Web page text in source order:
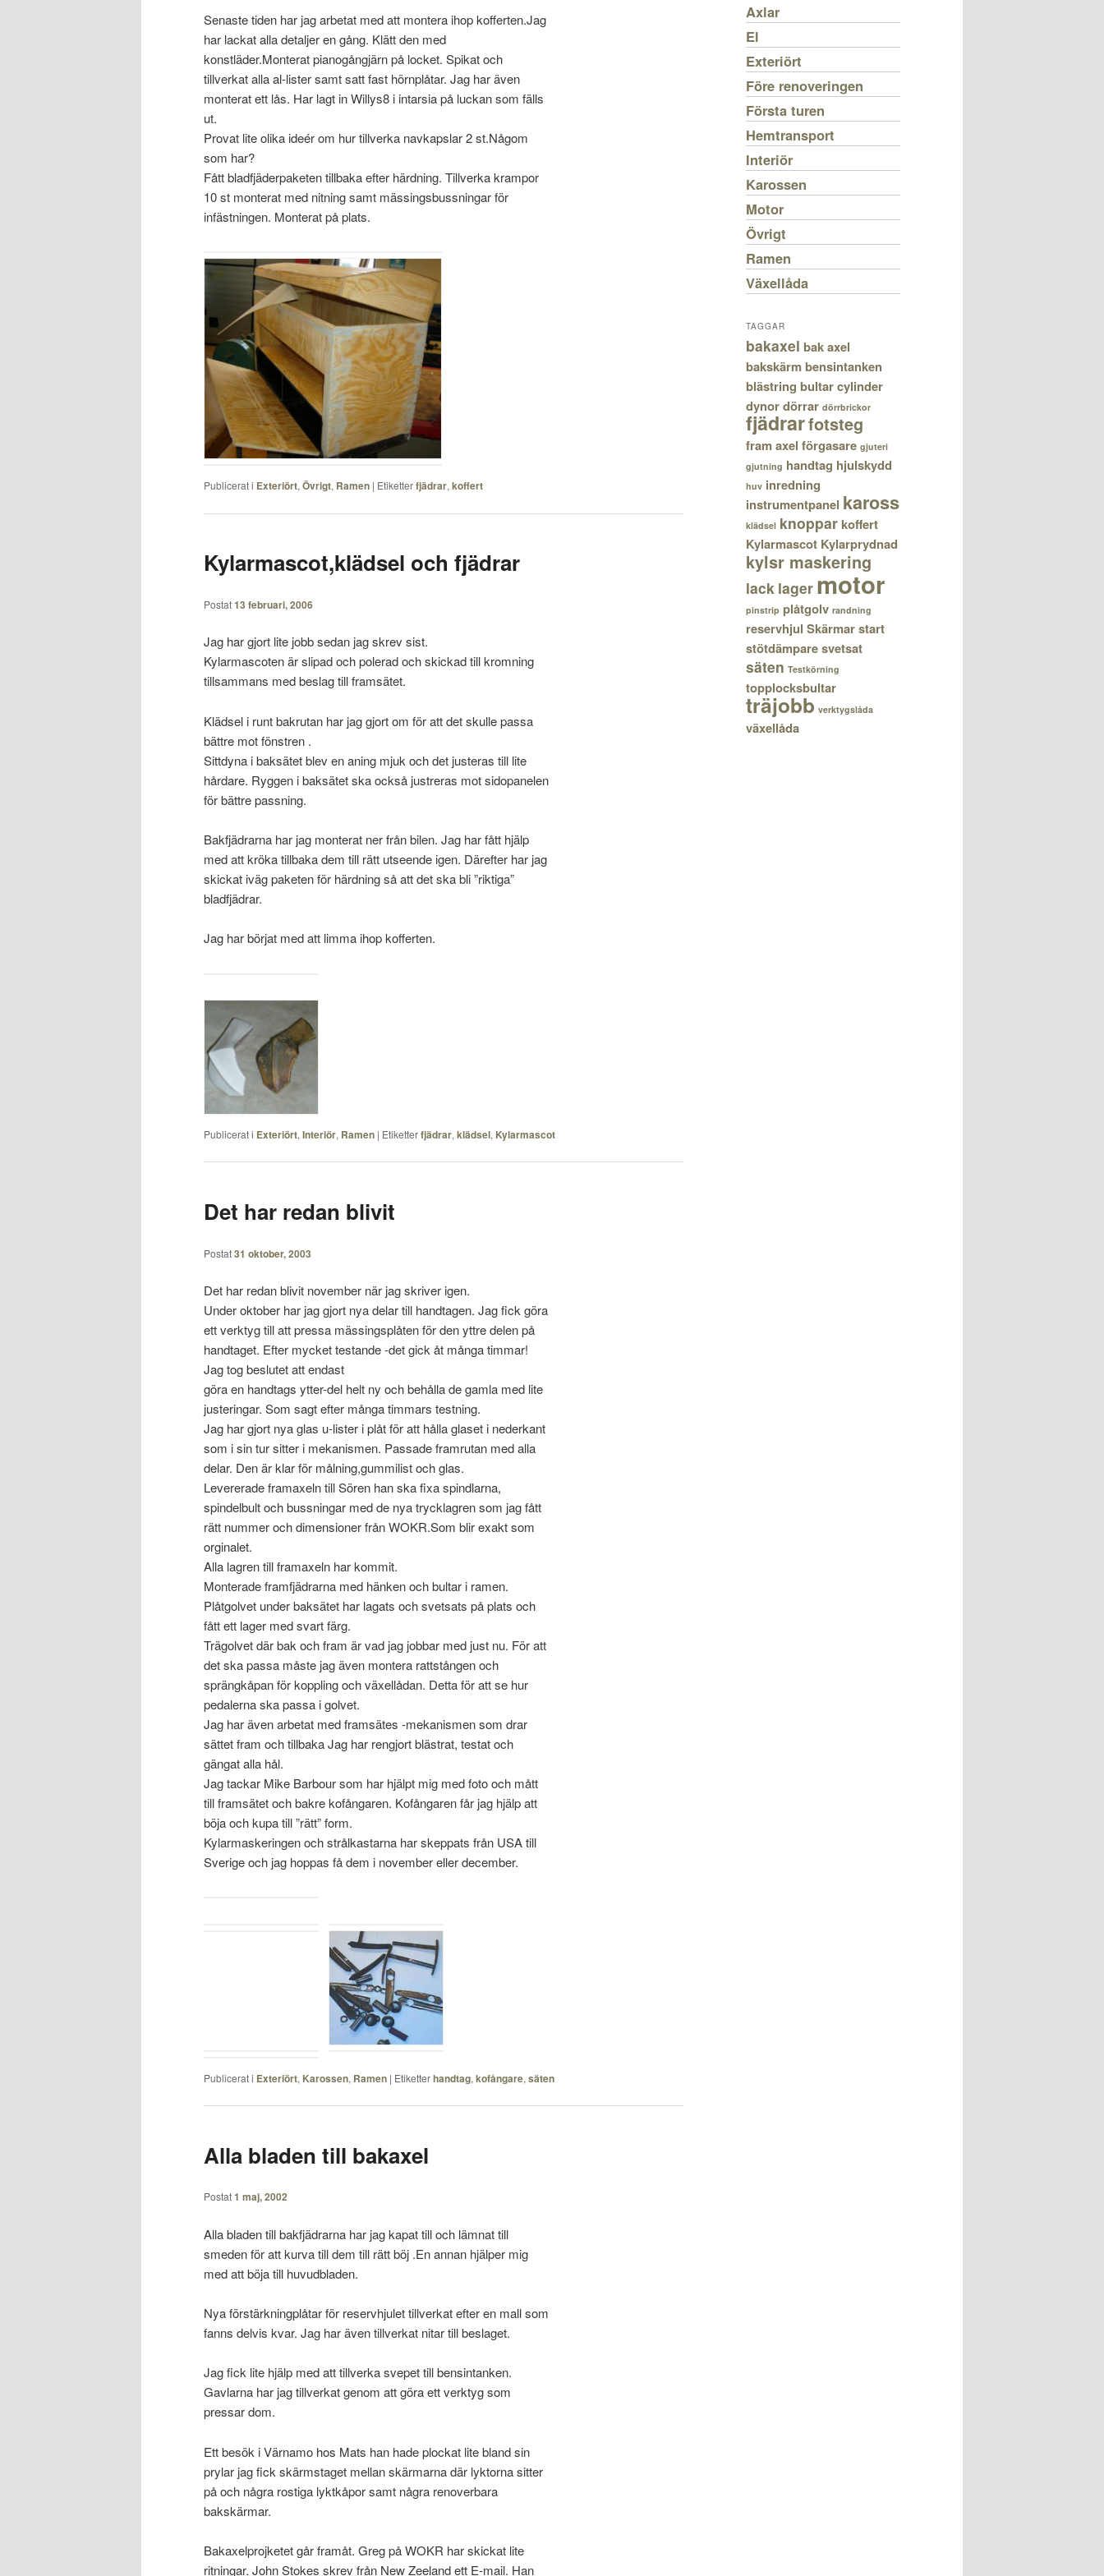
Senaste tiden har jag arbetat med att montera ihop kofferten.Jag
har lackat alla detaljer en gång. Klätt den med
konstläder.Monterat pianogångjärn på locket. Spikat och
tillverkat alla al-lister samt satt fast hörnplåtar. Jag har även
monterat ett lås. Har lagt in Willys8 i intarsia på luckan som fälls
ut.
Provat lite olika ideér om hur tillverka navkapslar 2 st.Någom
som har?
Fått bladfjäderpaketen tillbaka efter härdning. Tillverka krampor
10 st monterat med nitning samt mässingsbussningar för
infästningen. Monterat på plats.
Publicerat i Exteriört, Övrigt, Ramen | Etiketterfjädrar, koffert
Kylarmascot,klädsel och fjädrar
Postat13 februari, 2006
Jag har gjort lite jobb sedan jag skrev sist.
Kylarmascoten är slipad och polerad och skickad till kromning
tillsammans med beslag till framsätet.
Klädsel i runt bakrutan har jag gjort om för att det skulle passa
bättre mot fönstren .
Sittdyna i baksätet blev en aning mjuk och det justeras till lite
hårdare. Ryggen i baksätet ska också justreras mot sidopanelen
för bättre passning.
Bakfjädrarna har jag monterat ner från bilen. Jag har fått hjälp
med att kröka tillbaka dem till rätt utseende igen. Därefter har jag
skickat iväg paketen för härdning så att det ska bli ”riktiga”
bladfjädrar.
Jag har börjat med att limma ihop kofferten.
Publicerat i Exteriört, Interiör, Ramen | Etiketterfjädrar, klädsel, Kylarmascot
Det har redan blivit
Postat31 oktober, 2003
Det har redan blivit november när jag skriver igen.
Under oktober har jag gjort nya delar till handtagen. Jag fick göra
ett verktyg till att pressa mässingsplåten för den yttre delen på
handtaget. Efter mycket testande -det gick åt många timmar!
Jag tog beslutet att endast
göra en handtags ytter-del helt ny och behålla de gamla med lite
justeringar. Som sagt efter många timmars testning.
Jag har gjort nya glas u-lister i plåt för att hålla glaset i nederkant
som i sin tur sitter i mekanismen. Passade framrutan med alla
delar. Den är klar för målning,gummilist och glas.
Levererade framaxeln till Sören han ska fixa spindlarna,
spindelbult och bussningar med de nya trycklagren som jag fått
rätt nummer och dimensioner från WOKR.Som blir exakt som
orginalet.
Alla lagren till framaxeln har kommit.
Monterade framfjädrarna med hänken och bultar i ramen.
Plåtgolvet under baksätet har lagats och svetsats på plats och
fått ett lager med svart färg.
Trägolvet där bak och fram är vad jag jobbar med just nu. För att
det ska passa måste jag även montera rattstången och
sprängkåpan för koppling och växellådan. Detta för att se hur
pedalerna ska passa i golvet.
Jag har även arbetat med framsätes -mekanismen som drar
sättet fram och tillbaka Jag har rengjort blästrat, testat och
gängat alla hål.
Jag tackar Mike Barbour som har hjälpt mig med foto och mått
till framsätet och bakre kofångaren. Kofångaren får jag hjälp att
böja och kupa till ”rätt” form.
Kylarmaskeringen och strålkastarna har skeppats från USA till
Sverige och jag hoppas få dem i november eller december.
Publicerat i Exteriört, Karossen, Ramen | Etiketterhandtag, kofångare, säten
Alla bladen till bakaxel
Postat1 maj, 2002
Alla bladen till bakfjädrarna har jag kapat till och lämnat till
smeden för att kurva till dem till rätt böj .En annan hjälper mig
med att böja till huvudbladen.
Nya förstärkningplåtar för reservhjulet tillverkat efter en mall som
fanns delvis kvar. Jag har även tillverkat nitar till beslaget.
Jag fick lite hjälp med att tillverka svepet till bensintanken.
Gavlarna har jag tillverkat genom att göra ett verktyg som
pressar dom.
Ett besök i Värnamo hos Mats han hade plockat lite bland sin
prylar jag fick skärmstaget mellan skärmarna där lyktorna sitter
på och några rostiga lyktkåpor samt några renoverbara
bakskärmar.
Bakaxelprojketet går framåt. Greg på WOKR har skickat lite
ritningar. John Stokes skrev från New Zeeland ett E-mail. Han
Axlar
El
Exteriört
Före renoveringen
Första turen
Hemtransport
Interiör
Karossen
Motor
Övrigt
Ramen
Växellåda
TAGGAR
bakaxel bak axel
bakskärm bensintanken
blästring bultarcylinder
dynordörrar dörrbrickor
fjädrarfotsteg
fram axel förgasare gjuteri
gjutning handtag hjulskydd
huv inredning
instrumentpanel kaross
klädsel knoppar koffert
Kylarmascot Kylarprydnad
kylsr maskering
lack lager motor
pinstrip plåtgolv randning
reservhjul Skärmarstart
stötdämparesvetsat
säten Testkörning
topplocksbultar
träjobb verktygslåda
växellåda